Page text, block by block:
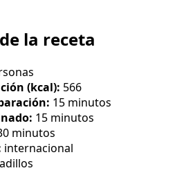
la receta
(kcal): 566
15 minutos
15 minutos
minutos
internacional